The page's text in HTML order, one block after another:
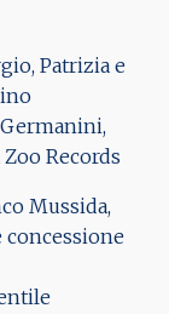
Patrizia e
Records
Mussida,